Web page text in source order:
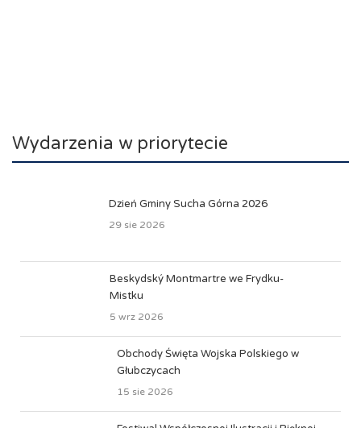
Wydarzenia w priorytecie
Dzień Gminy Sucha Górna 2026
29 sie 2026
Beskydský Montmartre we Frydku-
Mistku
5 wrz 2026
Obchody Święta Wojska Polskiego w
Głubczycach
15 sie 2026